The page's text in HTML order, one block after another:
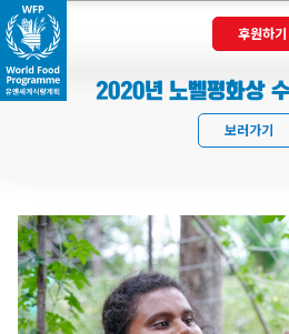
후원하기
2020년 노벨평화상
보러가기